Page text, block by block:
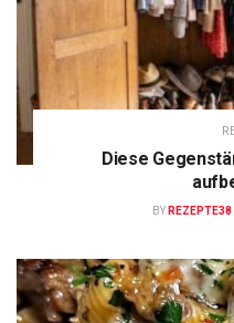
Diese
BY REZEPTE38